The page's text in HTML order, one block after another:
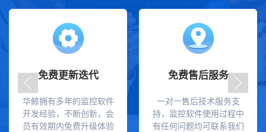
免费更新迭代
华鲸拥有多年的监控软件
开发经验，不断创新，会
员有效期内免费升级体验
免费售后服务
一对一售后技术服务支
持，监控软件使用过程中
有任何问题均可联系我们